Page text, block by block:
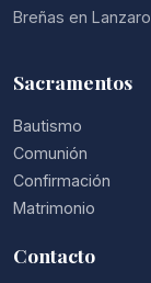
Breñas en
Sacramentos
Bautismo
Comunión
Confirmación
Matrimonio
Contacto